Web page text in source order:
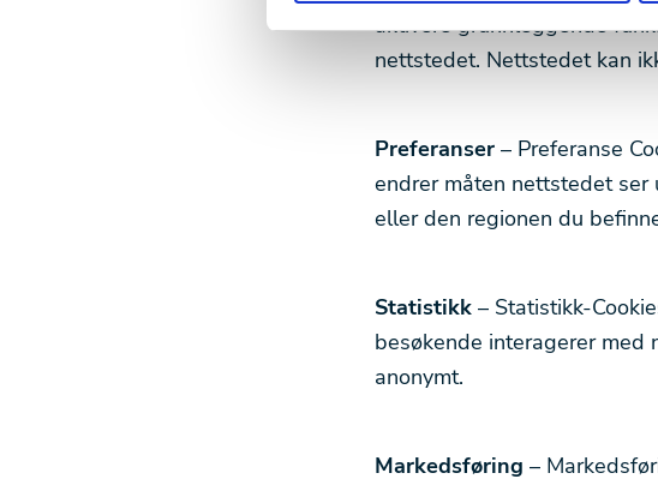
aktivere grunnleggende
nettstedet. Nettstedet kan
Preferanser – Preferanse
endrer måten nettstedet
eller den regionen du
Statistikk – Statistikk-
besøkende interagerer med
anonymt.
Markedsføring –